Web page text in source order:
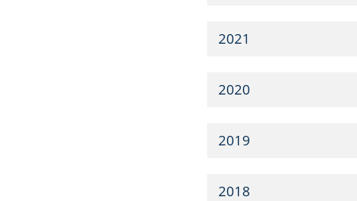
2021
2020
2019
2018